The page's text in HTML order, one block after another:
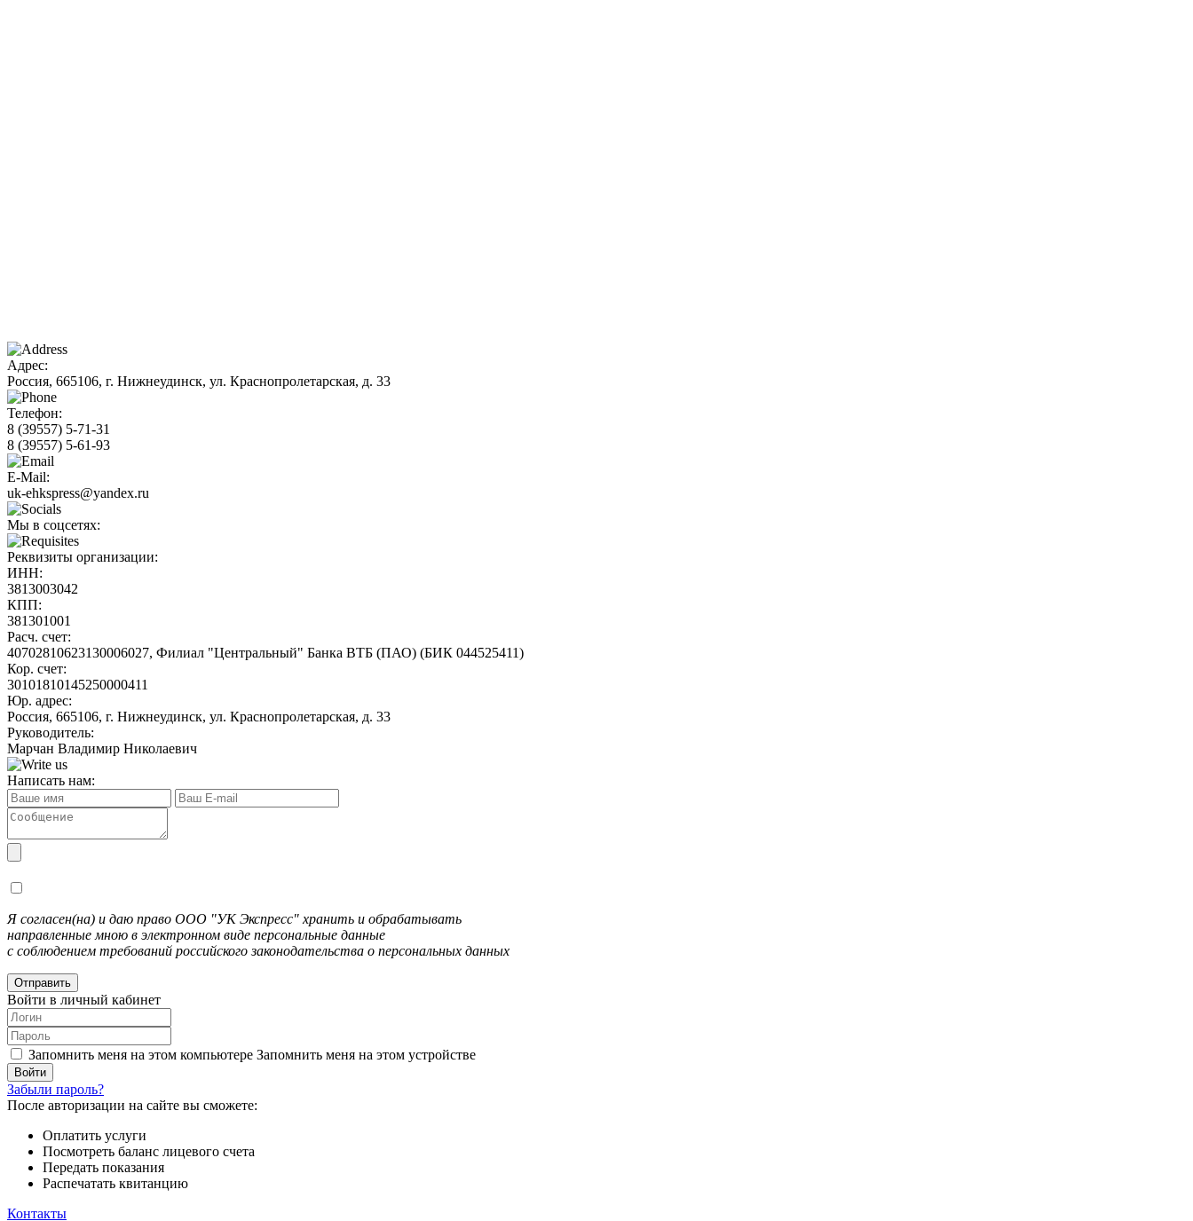
Адрес:
Россия, 665106, г. Нижнеудинск, ул. Краснопролетарская, д. 33
Телефон:
8 (39557) 5-71-31
8 (39557) 5-61-93
E-Mail:
uk-ehkspress@yandex.ru
Мы в соцсетях:
Реквизиты организации:
ИНН:
3813003042
КПП:
381301001
Расч. счет:
40702810623130006027, Филиал "Центральный" Банка ВТБ (ПАО) (БИК 044525411)
Кор. счет:
30101810145250000411
Юр. адрес:
Россия, 665106, г. Нижнеудинск, ул. Краснопролетарская, д. 33
Руководитель:
Марчан Владимир Николаевич
Написать нам:
Я согласен(на) и даю право ООО "УК Экспресс" хранить и обрабатывать
направленные мною в электронном виде персональные данные
с соблюдением требований российского законодательства о персональных данных
Отправить
Войти в личный кабинет
Запомнить меня на этом компьютере Запомнить меня на этом устройстве
Забыли пароль?
После авторизации на сайте вы сможете:
Оплатить услуги
Посмотреть баланс лицевого счета
Передать показания
Распечатать квитанцию
Контакты